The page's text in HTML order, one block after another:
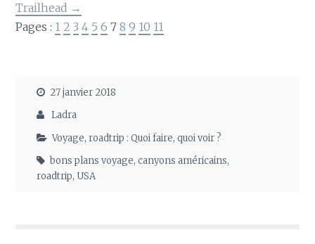
Trailhead →
Pages : 1 2 3 4 5 6 7 8 9 10 11
27 janvier 2018
Ladra
Voyage, roadtrip : Quoi faire, quoi voir ?
bons plans voyage,canyons américains,
roadtrip, USA